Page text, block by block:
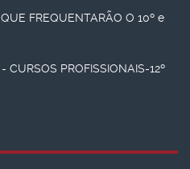
FREQUENTARÃO O 10º e
CURSOS PROFISSIONAIS-12º